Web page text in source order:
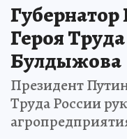
Героя
Булдыжова
Президент
Труда России